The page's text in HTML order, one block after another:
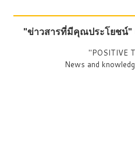
"ข่าวสารที่มีคุณประโยชน์"
"POSITIVE
News and